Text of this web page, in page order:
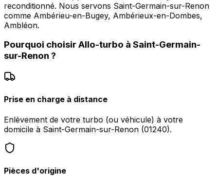
reconditionné. Nous servons Saint-Germain-sur-Renon
comme Ambérieu-en-Bugey, Ambérieux-en-Dombes,
Ambléon.
Pourquoi choisir Allo-turbo à Saint-Germain-
sur-Renon ?
Prise en charge à distance
Enlèvement de votre turbo (ou véhicule) à votre
domicile à Saint-Germain-sur-Renon (01240).
Pièces d'origine